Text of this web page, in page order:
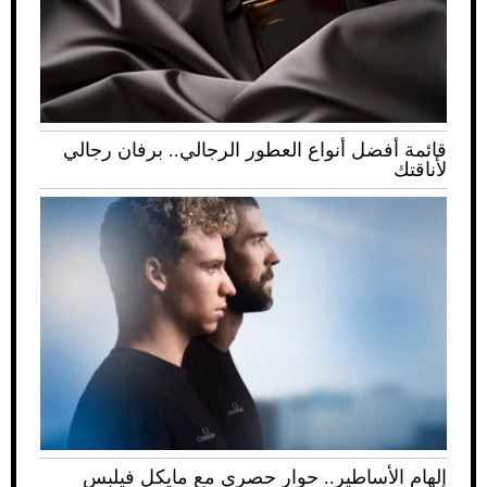
قائمة أفضل أنواع العطور الرجالي.. برفان رجالي
لأناقتك
إلهام الأساطير.. حوار حصري مع مايكل فيلبس